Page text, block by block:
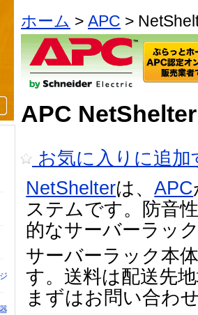
ホーム > APC >
APC
お気に入りに追加
NetShelterは、APC
ステムです。防音
的なサーバーラッ
サーバーラック本
す。送料は配送先
まずはお問い合わ